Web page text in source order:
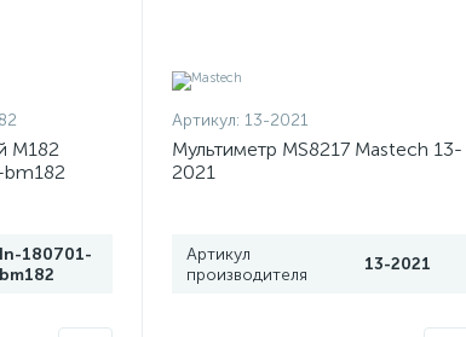
M182
bm182
In-180701-
bm182
Артикул: 13-2021
Мультиметр MS8217 Mastech 13-
2021
Артикул
производителя
13-2021